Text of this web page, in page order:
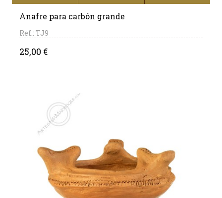
Anafre para carbón grande
Ref.: TJ9
Precio
25,00 €